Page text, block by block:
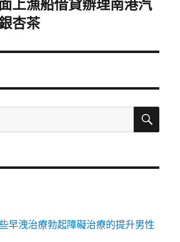
上漁船借貸辦理南港汽
杏茶
搜
早洩治療勃起障礙治療的提升男性